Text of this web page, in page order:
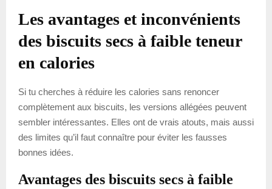
Les avantages et inconvénients
des biscuits secs à faible teneur
en calories
Si tu cherches à réduire les calories sans renoncer
complètement aux biscuits, les versions allégées peuvent
sembler intéressantes. Elles ont de vrais atouts, mais aussi
des limites qu’il faut connaître pour éviter les fausses
bonnes idées.
Avantages des biscuits secs à faible